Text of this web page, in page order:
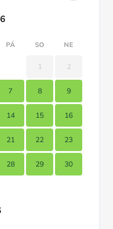
PÁ SO NE
1 2
7 8 9
14 15 16
21 22 23
28 29 30